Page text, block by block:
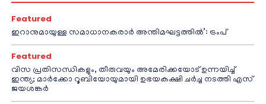
Featured
ഇറാനുമായുള്ള സമാധാനകരാർ അന്തിമഘട്ടത്തിൽ‌’: ട്രംപ്
Featured
വിസ പ്രതിസന്ധികളും, തീരുവയും അമേരിക്കയോട് ഉന്നയിച്ച്
ഇന്ത്യ; മാർക്കോ റൂബിയോയുമായി ഉഭയകക്ഷി ചർച്ച നടത്തി എസ്
ജയശങ്കർ